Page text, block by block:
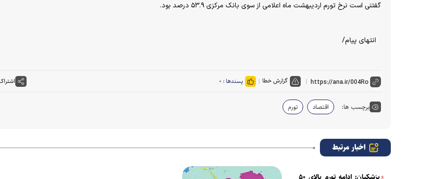
گفتنی است نرخ تورم اردیبهشت ماه اعلامی از سوی بانک مرکزی ۵۳.۹ درصد بود.
انتهای پیام/
گزارش خطا پسندها : ۰
برچسب ها: اقتصاد تورم
اخبار مرتبط